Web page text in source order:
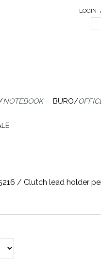
LOGIN
NOTEBOOK BÜRO/
/ Clutch lead holder